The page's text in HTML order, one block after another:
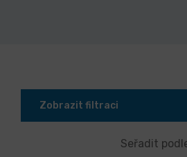
Zobrazit filtraci
Seřadit